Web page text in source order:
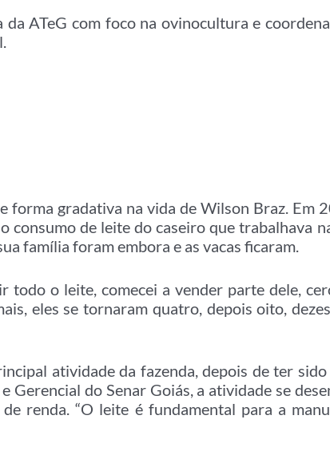
ATeG com foco na ovinocultura e
forma gradativa na vida de Wilson Braz. Em
consumo de leite do caseiro que trabalhava
família foram embora e as vacas ficaram.
todo o leite, comecei a vender parte dele,
eles se tornaram quatro, depois oito,
atividade da fazenda, depois de ter
Gerencial do Senar Goiás, a atividade se
renda. “O leite é fundamental para a